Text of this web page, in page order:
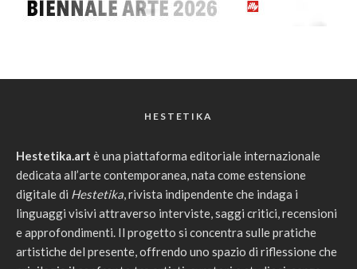
HESTETIKA
Hestetika.art è una piattaforma editoriale internazionale
dedicata all’arte contemporanea, nata come estensione
digitale di Hestetika, rivista indipendente che indaga i
linguaggi visivi attraverso interviste, saggi critici, recensioni
e approfondimenti. Il progetto si concentra sulle pratiche
artistiche del presente, offrendo uno spazio di riflessione che